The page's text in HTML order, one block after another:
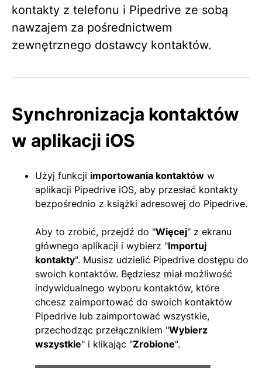
kontakty z telefonu i Pipedrive ze sobą
nawzajem za pośrednictwem
zewnętrznego dostawcy kontaktów.
Synchronizacja kontaktów
w aplikacji iOS
Użyj funkcji importowania kontaktów w
aplikacji Pipedrive iOS, aby przesłać kontakty
bezpośrednio z książki adresowej do Pipedrive.
Aby to zrobić, przejdź do "Więcej" z ekranu
głównego aplikacji i wybierz "Importuj
kontakty". Musisz udzielić Pipedrive dostępu do
swoich kontaktów. Będziesz miał możliwość
indywidualnego wyboru kontaktów, które
chcesz zaimportować do swoich kontaktów
Pipedrive lub zaimportować wszystkie,
przechodząc przełącznikiem "Wybierz
wszystkie" i klikając "Zrobione".